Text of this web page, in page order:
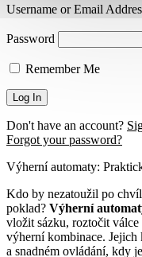
Username or Email
Password
Remember Me
Don't have an account?
Forgot your password?
Výherní automaty:
Kdo by nezatoužil po
poklad? Výherní
vložit sázku, roztočit
výherní kombinace. Jejich
a snadném ovládání, kdy